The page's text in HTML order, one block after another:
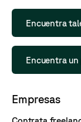
Encuentra
Encuentra
Empresas